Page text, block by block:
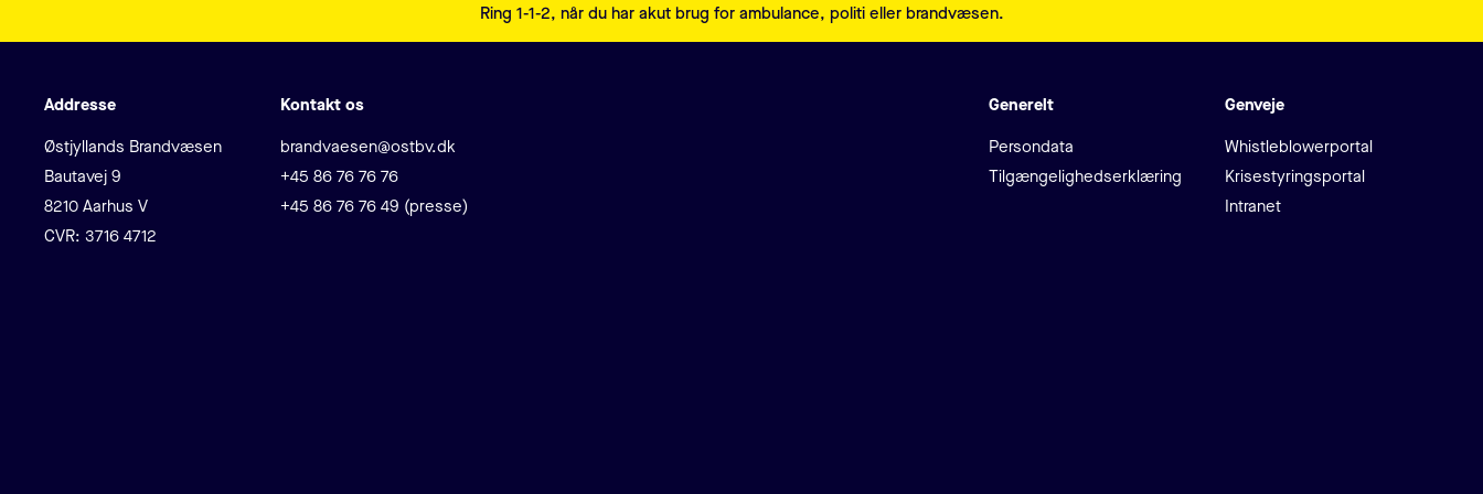
Ring 1-1-2, når du har akut brug for ambulance, politi eller brandvæsen.
Addresse
Adresse
Østjyllands Brandvæsen
Bautavej 9
8210 Aarhus V
CVR: 3716 4712
Kontakt os
E-mail
brandvaesen@ostbv.dk
Telefon
+45 86 76 76 76
+45 86 76 76 49 (presse)
Generelt
Persondata
Tilgængelighedserklæring
Genveje
Whistleblowerportal
Krisestyringsportal
Intranet